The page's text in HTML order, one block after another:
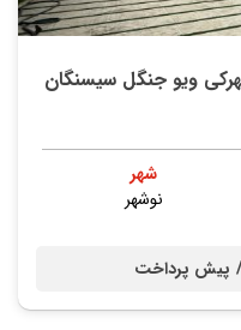
ویو جنگل سیسنگان
شهر
نوشهر
پیش پرداخت